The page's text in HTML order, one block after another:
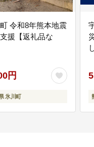
令和8年熊本地震
援【返礼品な
円
氷川町